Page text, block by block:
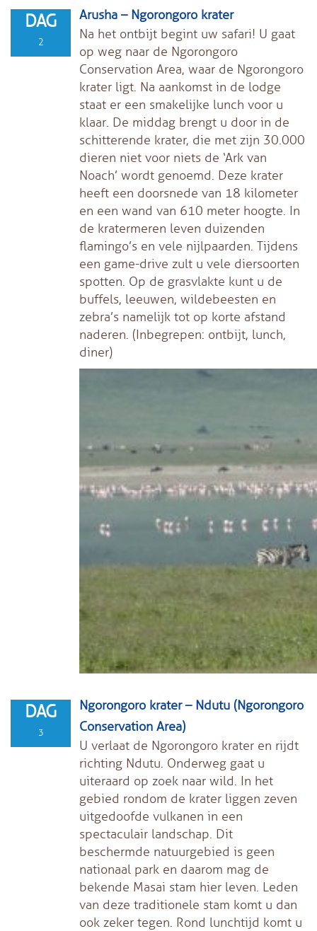
DAG
2
Arusha – Ngorongoro krater
Na het ontbijt begint uw safari! U gaat
op weg naar de Ngorongoro
Conservation Area, waar de Ngorongoro
krater ligt. Na aankomst in de lodge
staat er een smakelijke lunch voor u
klaar. De middag brengt u door in de
schitterende krater, die met zijn 30.000
dieren niet voor niets de ‘Ark van
Noach’ wordt genoemd. Deze krater
heeft een doorsnede van 18 kilometer
en een wand van 610 meter hoogte. In
de kratermeren leven duizenden
flamingo’s en vele nijlpaarden. Tijdens
een game-drive zult u vele diersoorten
spotten. Op de grasvlakte kunt u de
buffels, leeuwen, wildebeesten en
zebra’s namelijk tot op korte afstand
naderen. (Inbegrepen: ontbijt, lunch,
diner)
DAG
3
Ngorongoro krater – Ndutu (Ngorongoro
Conservation Area)
U verlaat de Ngorongoro krater en rijdt
richting Ndutu. Onderweg gaat u
uiteraard op zoek naar wild. In het
gebied rondom de krater liggen zeven
uitgedoofde vulkanen in een
spectaculair landschap. Dit
beschermde natuurgebied is geen
nationaal park en daarom mag de
bekende Masai stam hier leven. Leden
van deze traditionele stam komt u dan
ook zeker tegen. Rond lunchtijd komt u